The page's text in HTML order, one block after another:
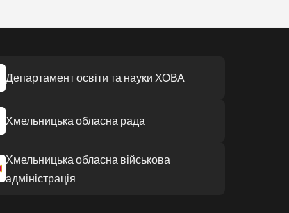
Департамент освіти та науки ХОВА
Хмельницька обласна рада
Хмельницька обласна військова
адміністрація